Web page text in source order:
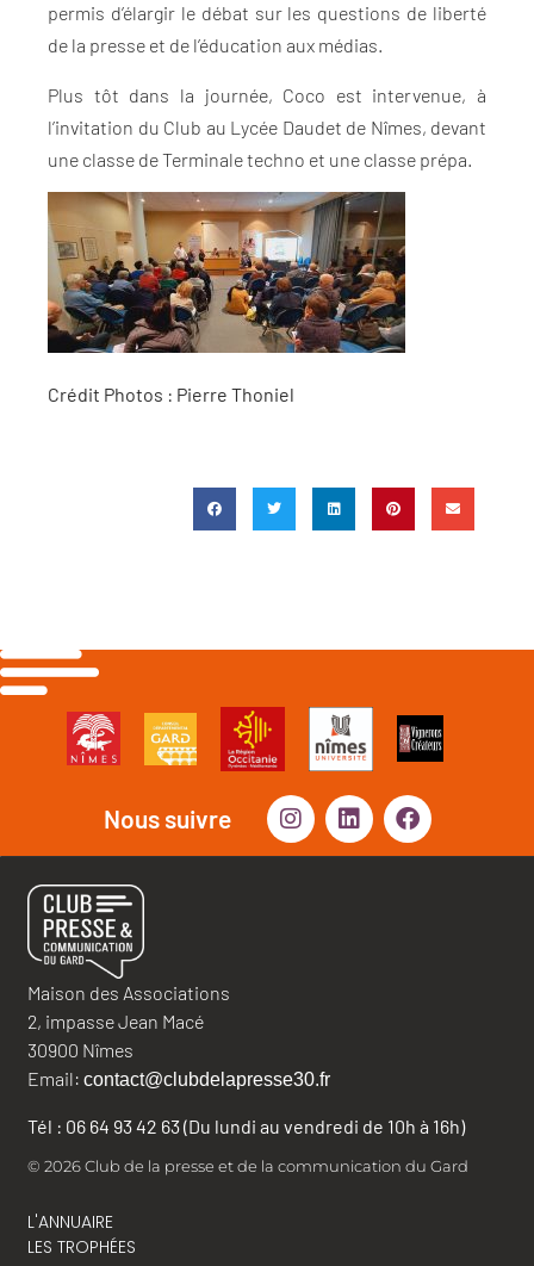
permis d’élargir le débat sur les questions de liberté
de la presse et de l’éducation aux médias.
Plus tôt dans la journée, Coco est intervenue, à
l’invitation du Club au Lycée Daudet de Nîmes, devant
une classe de Terminale techno et une classe prépa.
Crédit Photos : Pierre Thoniel
Nous suivre
Maison des Associations
2, impasse Jean Macé
30900 Nîmes
Email: contact@clubdelapresse30.fr
Tél : 06 64 93 42 63 (Du lundi au vendredi de 10h à 16h)
© 2026 Club de la presse et de la communication du Gard
L'ANNUAIRE
LES TROPHÉES